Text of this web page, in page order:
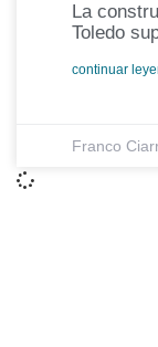
La
Toledo
continuar
Franco